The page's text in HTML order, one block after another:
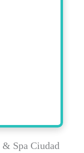
Spa Ciudad